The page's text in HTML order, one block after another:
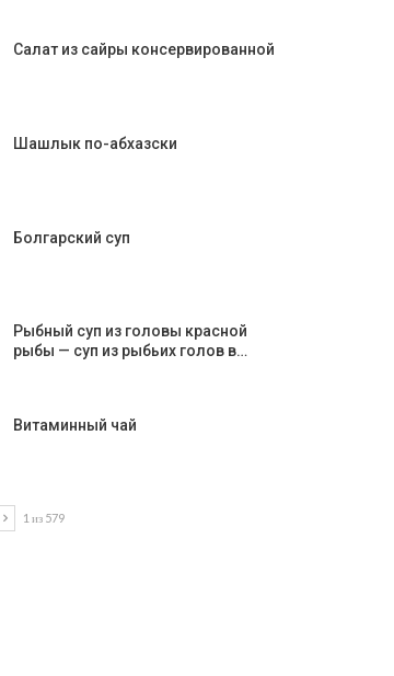
Салат из сайры консервированной
Шашлык по-абхазски
Болгарский суп
Рыбный суп из головы красной
рыбы — суп из рыбьих голов в…
Витаминный чай
1 из 579